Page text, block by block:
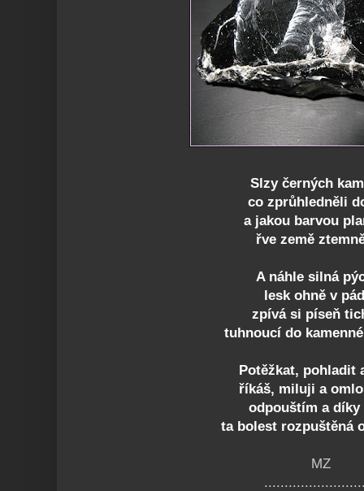
Slzy černých
co zprůhledněli
a jakou barvou
řve země
A náhle silná
lesk ohně v
zpívá si píseň
tuhnoucí do
Potěžkat, pohladit
říkáš, miluji a
odpouštím a díky
ta bolest rozpuštěná
MZ